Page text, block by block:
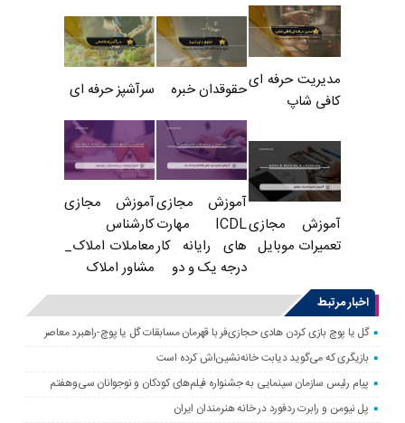
مدیریت حرفه ای
کافی شاپ
حقوقدان خبره سرآشپز حرفه ای
آموزش مجازی
تعمیرات موبایل
آموزش مجازی
ICDL مهارت
های رایانه کار
درجه یک و دو
آموزش مجازی
کارشناس
معاملات املاک_
مشاور املاک
اخبار مرتبط
گل یا پوچ بازی کردن هادی حجازی‌فر با قهرمان مسابقات گل یا پوچ-راهبرد معاصر
بازیگری که می‌گوید دیابت خانه‌نشین‌اش کرده است
پیام رئیس سازمان سینمایی به جشنواره فیلم‌های کودکان و نوجوانان سی‌وهفتم
پل نیومن و رابرت ردفورد در خانه هنرمندان ایران